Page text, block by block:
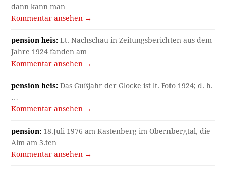
dann kann man…
Kommentar ansehen →
pension heis: Lt. Nachschau in Zeitungsberichten aus dem
Jahre 1924 fanden am…
Kommentar ansehen →
pension heis: Das Gußjahr der Glocke ist lt. Foto 1924; d. h.
…
Kommentar ansehen →
pension: 18.Juli 1976 am Kastenberg im Obernbergtal, die
Alm am 3.ten…
Kommentar ansehen →